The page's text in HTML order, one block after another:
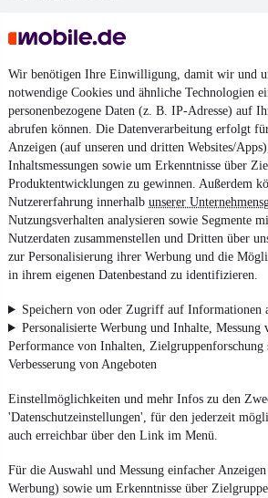
Wir benötigen Ihre Einwilligung, damit wir und
notwendige Cookies und ähnliche Technologien
personenbezogene Daten (z. B. IP-Adresse) auf
abrufen können. Die Datenverarbeitung erfolgt
Anzeigen (auf unseren und dritten Websites/
Inhaltsmessungen sowie um Erkenntnisse über
Produktentwicklungen zu gewinnen. Außerdem
Nutzererfahrung innerhalb unserer
Nutzungsverhalten analysieren sowie Segmente
Nutzerdaten zusammenstellen und Dritten über
zur Personalisierung ihrer Werbung und die
in ihrem eigenen Datenbestand zu identifizieren.
Speichern von oder Zugriff auf Informationen
Personalisierte Werbung und Inhalte, Messung
Performance von Inhalten,
Verbesserung von Angeboten
Einstellmöglichkeiten und mehr Infos zu den
'Datenschutzeinstellungen', für den jederzeit
auch erreichbar über den Link im Menü.
Für die Auswahl und Messung einfacher
Werbung) sowie um Erkenntnisse über
4.6 Sterne
Nutze mobile.de schnell und
Impressum
Vertrag widerrufen
Datenschutz
Erklärung zur Barrierefreiheit
Report Security Vulnerability (English)
Powered by
Besuchemobile.de